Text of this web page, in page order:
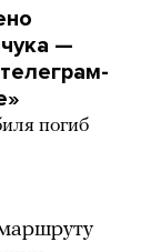
—
погиб